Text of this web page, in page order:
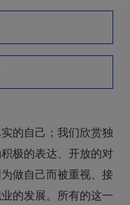
的自己；我们欣赏独
极的表达、开放的对
做自己而被重视、接
的发展。所有的这一